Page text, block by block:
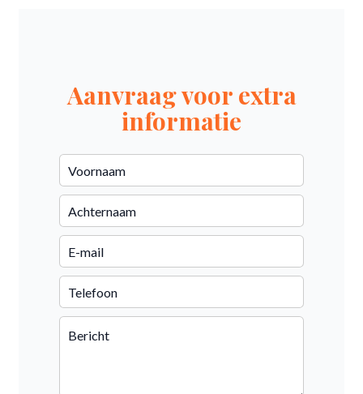
Aanvraag voor extra
informatie